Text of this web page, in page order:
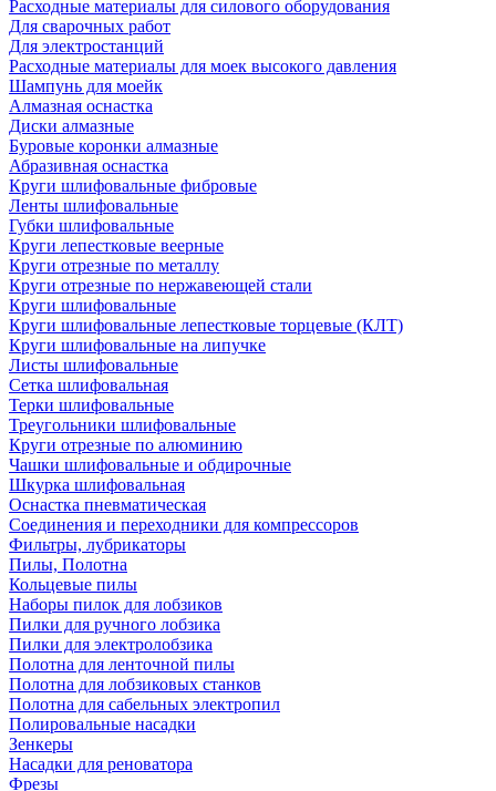
Расходные материалы для силового оборудования
Для сварочных работ
Для электростанций
Расходные материалы для моек высокого давления
Шампунь для моейк
Алмазная оснастка
Диски алмазные
Буровые коронки алмазные
Абразивная оснастка
Круги шлифовальные фибровые
Ленты шлифовальные
Губки шлифовальные
Круги лепестковые веерные
Круги отрезные по металлу
Круги отрезные по нержавеющей стали
Круги шлифовальные
Круги шлифовальные лепестковые торцевые (КЛТ)
Круги шлифовальные на липучке
Листы шлифовальные
Сетка шлифовальная
Терки шлифовальные
Треугольники шлифовальные
Круги отрезные по алюминию
Чашки шлифовальные и обдирочные
Шкурка шлифовальная
Оснастка пневматическая
Соединения и переходники для компрессоров
Фильтры, лубрикаторы
Пилы, Полотна
Кольцевые пилы
Наборы пилок для лобзиков
Пилки для ручного лобзика
Пилки для электролобзика
Полотна для ленточной пилы
Полотна для лобзиковых станков
Полотна для сабельных электропил
Полировальные насадки
Зенкеры
Насадки для реноватора
Фрезы